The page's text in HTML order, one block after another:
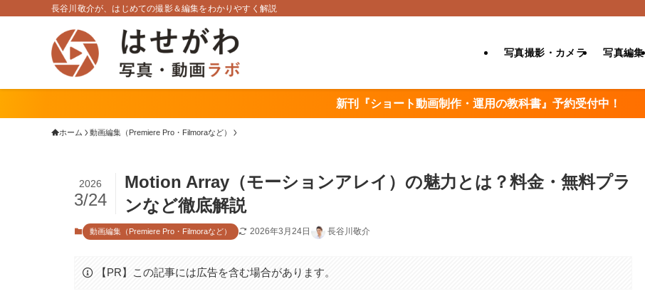
長谷川敬介が、はじめての撮影＆編集をわかりやすく解説
写真撮影・カメラ 写真編集
新刊『ショート動画制作・運用の教科書』予約受付中！
ホーム 動画編集（Premiere Pro・Filmoraなど）
Motion Array（モーションアレイ）の魅力とは？料金・無料プラ
ンなど徹底解説
2026
3/24
動画編集（Premiere Pro・Filmoraなど） 2026年3月24日 長谷川敬介
【PR】この記事には広告を含む場合があります。